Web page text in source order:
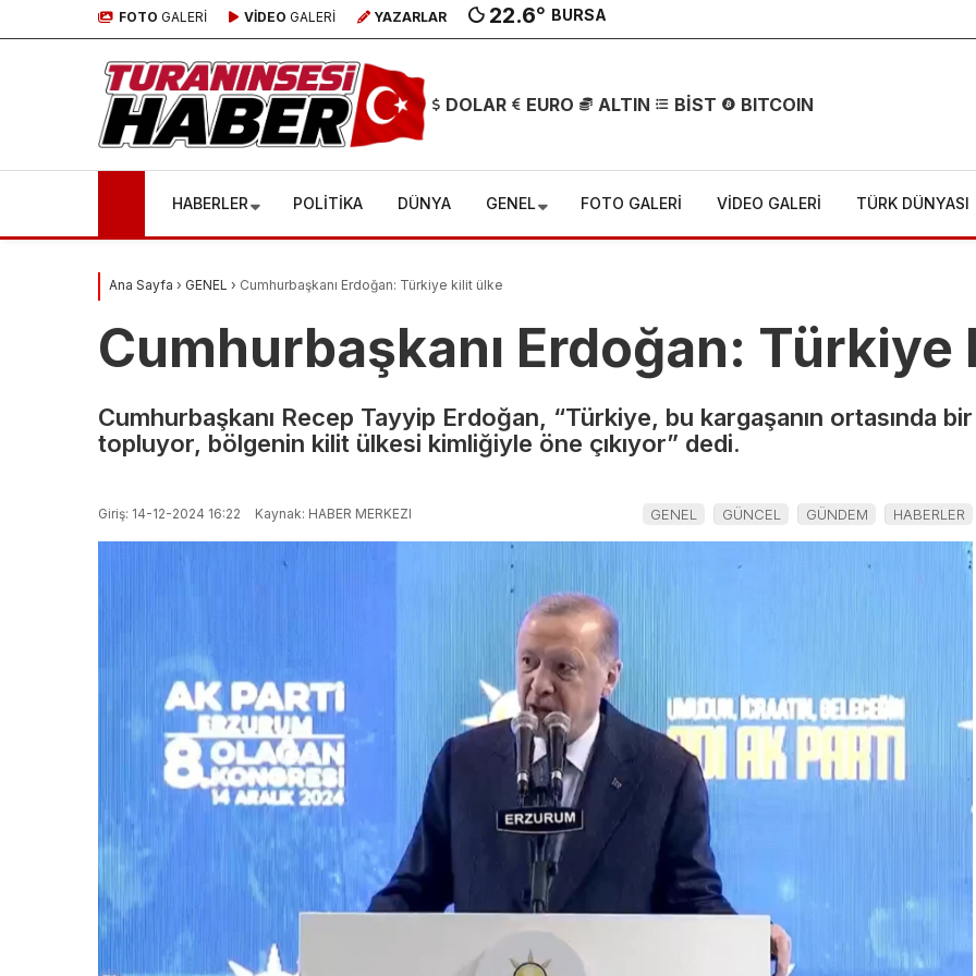
FOTO GALERİ VİDEO GALERİ YAZARLAR 22.6° BURSA
DOLAR EURO ALTIN BİST BITCOIN
HABERLER POLİTİKA DÜNYA GENEL FOTO GALERİ VİDEO GALERİ TÜRK DÜNYASI
Ana Sayfa › GENEL › Cumhurbaşkanı Erdoğan: Türkiye kilit ülke
Cumhurbaşkanı Erdoğan:
Cumhurbaşkanı Recep Tayyip Erdoğan, “Türkiye, bu kargaşanın ortasında
topluyor, bölgenin kilit ülkesi kimliğiyle öne çıkıyor” dedi.
Giriş: 14-12-2024 16:22 Kaynak: HABER MERKEZI GENEL GÜNCEL GÜNDEM HABERLER
Bursa’da
Yüzde 10
Peşinatla
Satışa Çıkıyor
Aynı Şehirde
Bir Hayat
Kuracaklardı…
Genç Uzman
Çavuşu Ölüm
Ayırdı
4 yaşındaki
çocuğun
kan donduran
Katiliyle 3
nikâh